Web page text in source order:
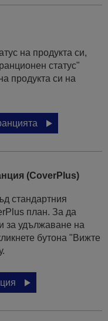
на продукта си,
статус"
продукта си на
(CoverPlus)
стандартния
план. За да
за удължаване на
бутона "Вижте